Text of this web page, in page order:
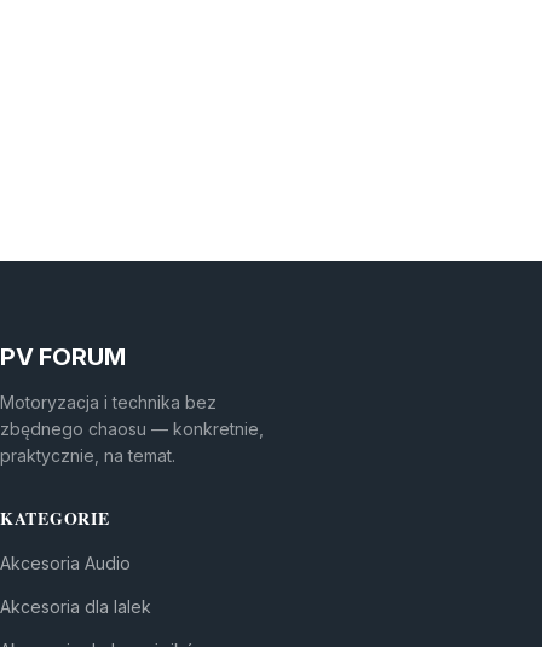
PV FORUM
Motoryzacja i technika bez
zbędnego chaosu — konkretnie,
praktycznie, na temat.
KATEGORIE
Akcesoria Audio
Akcesoria dla lalek